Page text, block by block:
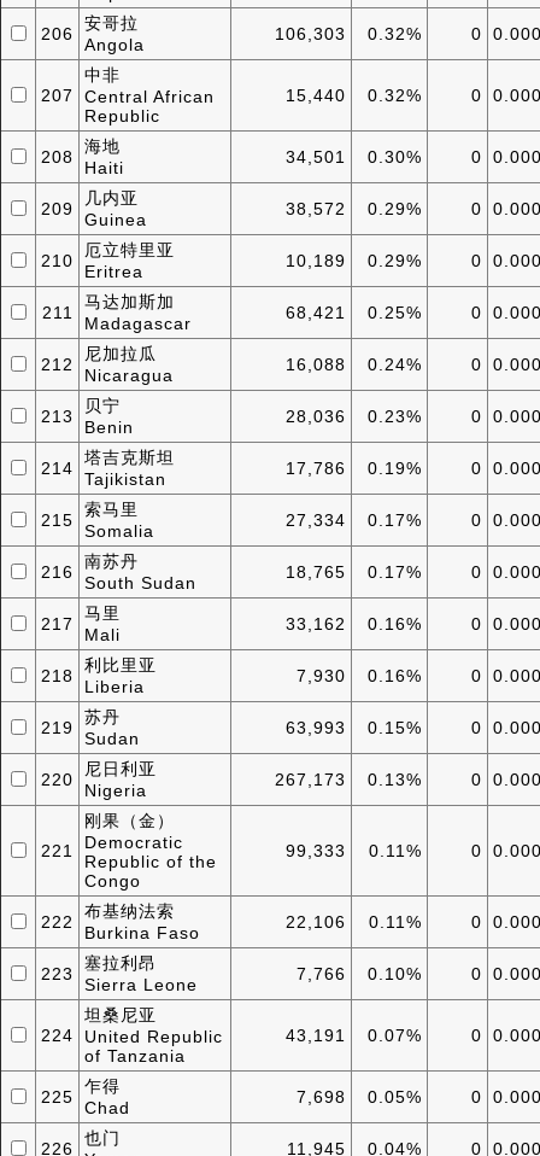
206
安哥拉
Angola
106,303 0.32% 0
207
中非
Central African
Republic
15,440 0.32% 0
208
海地
Haiti
34,501 0.30% 0
209
几内亚
Guinea
38,572 0.29% 0
210
厄立特里亚
Eritrea
10,189 0.29% 0
211
马达加斯加
Madagascar
68,421 0.25% 0
212
尼加拉瓜
Nicaragua
16,088 0.24% 0
213
贝宁
Benin
28,036 0.23% 0
214
塔吉克斯坦
Tajikistan
17,786 0.19% 0
215
索马里
Somalia
27,334 0.17% 0
216
南苏丹
South Sudan
18,765 0.17% 0
217
马里
Mali
33,162 0.16% 0
218
利比里亚
Liberia
7,930 0.16% 0
219
苏丹
Sudan
63,993 0.15% 0
220
尼日利亚
Nigeria
267,173 0.13% 0
221
刚果（金）
Democratic
Republic of the
Congo
99,333 0.11% 0
222
布基纳法索
Burkina Faso
22,106 0.11% 0
223
塞拉利昂
Sierra Leone
7,766 0.10% 0
224
坦桑尼亚
United Republic
of Tanzania
43,191 0.07% 0
225
乍得
Chad
7,698 0.05% 0
226
也门
11,945 0.04% 0